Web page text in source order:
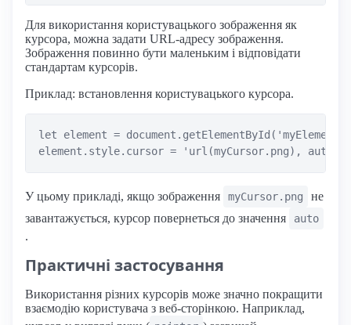
Для використання користувацького зображення як
курсора, можна задати URL-адресу зображення.
Зображення повинно бути маленьким і відповідати
стандартам курсорів.
Приклад: встановлення користувацького курсора.
let element =
У цьому прикладі, якщо зображення myCursor.png
не
завантажується, курсор повернеться до значення
auto
.
Практичні застосування
Використання різних курсорів може значно покращити
взаємодію користувача з веб-сторінкою. Наприклад,